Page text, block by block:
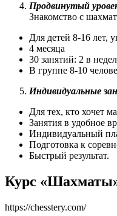
Продвинутый
Знакомство с
Для детей 8-16 лет,
4 месяца
30 занятий: 2 в
В группе 8-10
Индивидуальные
Для тех, кто хочет
Занятия в удобное
Индивидуальный
Подготовка к
Быстрый результат.
Курс
https://chesstery.com/